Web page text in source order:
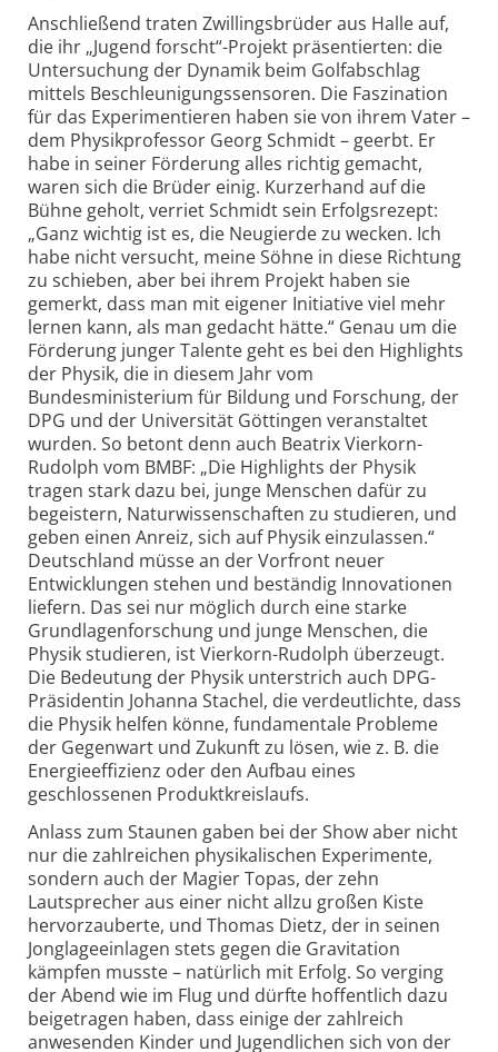
Anschließend traten Zwillings­brüder aus Halle auf,
die ihr „Jugend forscht“-Projekt präsentierten: die
Untersuchung der Dynamik beim Golfabschlag
mittels Beschleunigungssensoren. Die Faszination
für das Experimen­tieren haben sie von ihrem Vater –
dem Phy­sikpro­fessor Georg Schmidt – geerbt. Er
habe in seiner Förderung alles richtig gemacht,
waren sich die Brüder einig. Kurzerhand auf die
Bühne geholt, verriet ­Schmidt sein Erfolgs­rezept:
„Ganz wichtig ist es, die Neugierde zu wecken. Ich
habe nicht versucht, meine Söhne in diese Richtung
zu schieben, aber bei ihrem Projekt haben sie
gemerkt, dass man mit eigener Initiative viel mehr
lernen kann, als man gedacht hätte.“ Genau um die
Förderung junger Talente geht es bei den Highlights
der Physik, die in diesem Jahr vom
Bundesministerium für Bildung und Forschung, der
DPG und der Universität Göttingen veranstaltet
wurden. So betont denn auch Beatrix Vierkorn-
Rudolph vom BMBF: „Die Highlights der Physik
tragen stark dazu bei, junge Menschen dafür zu
begeistern, Naturwissenschaften zu studieren, und
geben einen Anreiz, sich auf Physik einzulassen.“
Deutschland müsse an der Vorfront neuer
Entwicklungen stehen und beständig Innovationen
liefern. Das sei nur möglich durch eine starke
Grundlagenforschung und junge Menschen, die
Physik studieren, ist Vierkorn-Rudolph überzeugt.
Die Bedeutung der Physik unterstrich auch DPG-
Präsidentin Johanna Stachel, die verdeutlichte, dass
die Physik helfen könne, fundamentale Probleme
der Gegenwart und Zukunft zu lösen, wie z. B. die
Energie­effizienz oder den Aufbau eines
geschlossenen Produktkreislaufs.
Anlass zum Staunen gaben bei der Show aber nicht
nur die zahlreichen physikalischen Experimente,
sondern auch der Magier Topas, der zehn
Lautsprecher aus einer nicht allzu großen Kiste
hervorzauberte, und Thomas Dietz, der in seinen
Jonglageeinlagen stets gegen die Gravitation
kämpfen musste – natürlich mit Erfolg. So verging
der Abend wie im Flug und dürfte hoffentlich dazu
beigetragen haben, dass einige der zahlreich
anwesenden Kinder und Jugendlichen sich von der